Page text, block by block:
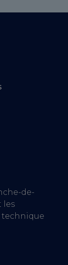
de-
les
technique